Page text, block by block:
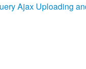
Ajax Uploading